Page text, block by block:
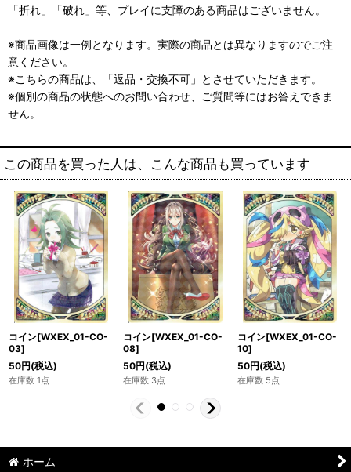
「折れ」「破れ」等、プレイに支障のある商品はございません。
※商品画像は一例となります。実際の商品とは異なりますのでご注
意ください。
※こちらの商品は、「返品・交換不可」とさせていただきます。
※個別の商品の状態へのお問い合わせ、ご質問等にはお答えできま
せん。
この商品を買った人は、こんな商品も買っています
コイン[WXEX_01-CO-
03]
50円(税込)
在庫数 1点
コイン[WXEX_01-CO-
08]
50円(税込)
在庫数 3点
コイン[WXEX_01-CO-
10]
50円(税込)
在庫数 5点
ホーム